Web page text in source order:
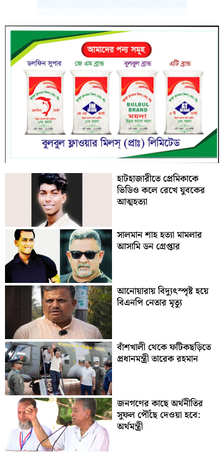
হাটহাজারীতে প্রেমিকাকে
ভিডিও কলে রেখে যুবকের
আত্মহত্যা
সালমান শাহ হত্যা মামলার
আসামি ডন গ্রেপ্তার
আনোয়ারায় বিদ্যুৎস্পৃষ্ট হয়ে
বিএনপি নেতার মৃত্যু
বাঁশখালী থেকে ফটিকছড়িতে
প্রধানমন্ত্রী তারেক রহমান
জনগণের কাছে অর্থনীতির
সুফল পৌঁছে দেওয়া হবে:
অর্থমন্ত্রী